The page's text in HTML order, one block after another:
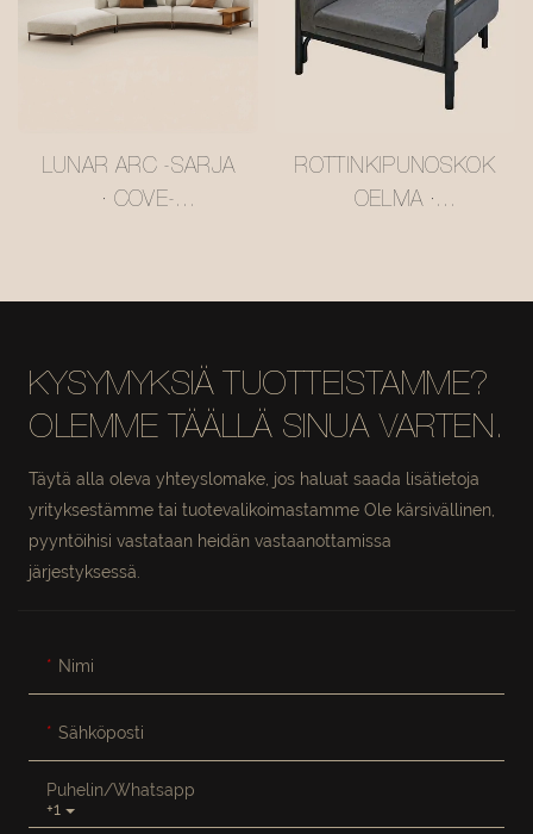
LUNAR ARC -SARJA
· COVE-
#MSR2408020
ROTTINKIPUNOSKOK
OELMA ·
LI #M5061
KYSYMYKSIÄ TUOTTEISTAMME?
OLEMME TÄÄLLÄ SINUA VARTEN.
Täytä alla oleva yhteyslomake, jos haluat saada lisätietoja
yrityksestämme tai tuotevalikoimastamme Ole kärsivällinen,
pyyntöihisi vastataan heidän vastaanottamissa
järjestyksessä.
Nimi
Sähköposti
+1
Puhelin/whatsapp